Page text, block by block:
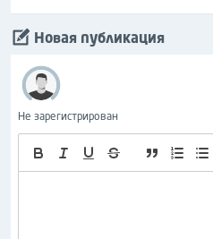
Новая публикация
Не зарегистрирован